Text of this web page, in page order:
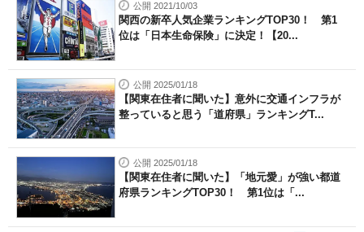
公開 2021/10/03
関西の新卒人気企業ランキングTOP30！ 第1
位は「日本生命保険」に決定！【20...
公開 2025/01/18
【関東在住者に聞いた】意外に交通インフラが
整っていると思う「道府県」ランキングT...
公開 2025/01/18
【関東在住者に聞いた】「地元愛」が強い都道
府県ランキングTOP30！ 第1位は「...